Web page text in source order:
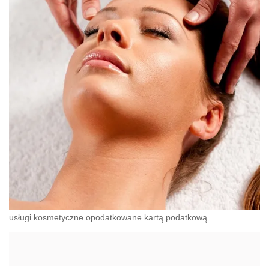
usługi kosmetyczne opodatkowane kartą podatkową